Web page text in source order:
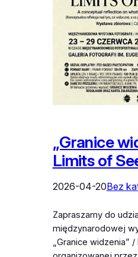
„Granice
Limits of
2026-04-20Bez
Zapraszamy do
międzynarodowej
„Granice widzenia”